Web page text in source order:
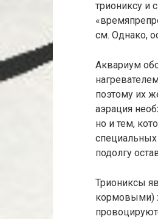
триониксу и
см. Однако,
Аквариум
поэтому их
аэрация
но и тем,
подолгу
Триониксы
кормовыми)